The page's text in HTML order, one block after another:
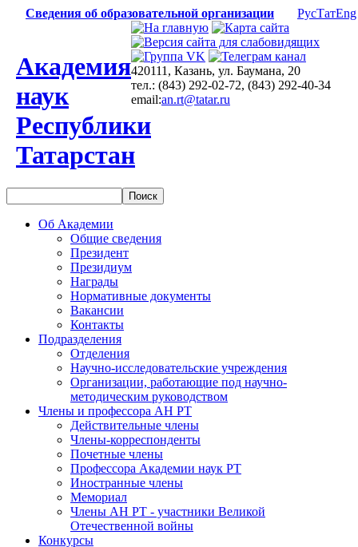
Сведения об образовательной организации РусТатEng
Академия
наук
Республики
Татарстан
420111, Казань, ул. Баумана, 20
тел.: (843) 292-02-72, (843) 292-40-34
email:an.rt@tatar.ru
Об Академии
Общие сведения
Президент
Президиум
Награды
Нормативные документы
Вакансии
Контакты
Подразделения
Отделения
Научно-исследовательские учреждения
Организации, работающие под научно-
методическим руководством
Члены и профессора АН РТ
Действительные члены
Члены-корреспонденты
Почетные члены
Профессора Академии наук РТ
Иностранные члены
Мемориал
Члены АН РТ - участники Великой
Отечественной войны
Конкурсы